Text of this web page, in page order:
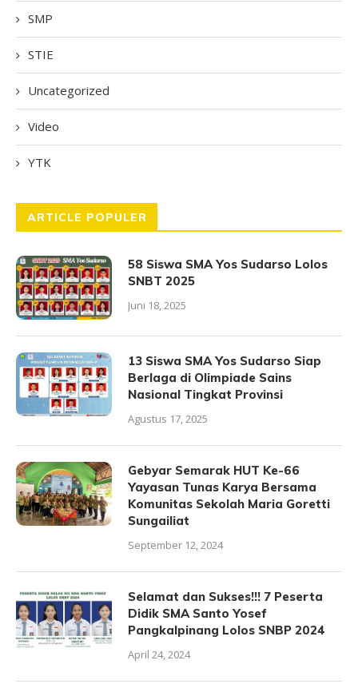
SMP
STIE
Uncategorized
Video
YTK
ARTICLE POPULER
58 Siswa SMA Yos Sudarso Lolos
SNBT 2025
Juni 18, 2025
13 Siswa SMA Yos Sudarso Siap
Berlaga di Olimpiade Sains
Nasional Tingkat Provinsi
Agustus 17, 2025
Gebyar Semarak HUT Ke-66
Yayasan Tunas Karya Bersama
Komunitas Sekolah Maria Goretti
Sungailiat
September 12, 2024
Selamat dan Sukses!!! 7 Peserta
Didik SMA Santo Yosef
Pangkalpinang Lolos SNBP 2024
April 24, 2024